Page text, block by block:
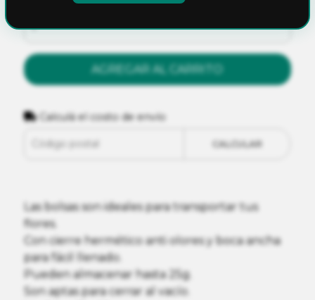
AGREGAR AL CARRITO
Calculá el costo de envío
CALCULAR
Las bolsas son ideales para transportar tus
flores.
Con cierre hermético anti olores y boca ancha
para fácil llenado.
Pueden almacenar hasta 25g.
Son aptas para cerrar al vacío.